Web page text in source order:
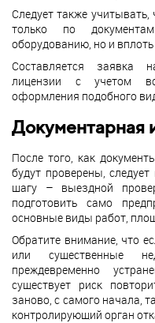
Следует также учитывать,
только по документам
оборудованию, но и
Составляется заявка
лицензии с учетом
оформления подобного
Документарная
После того, как
будут проверены,
шагу – выездной
подготовить само
основные виды работ,
Обратите внимание, что
или существенные
преждевременно
существует риск
заново, с самого начала,
контролирующий орган